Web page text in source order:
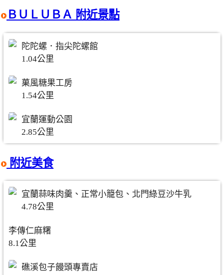
ＢＵＬＵＢＡ 附近景點
陀陀螺．指尖陀螺館
1.04公里
菓風糖果工房
1.54公里
宜蘭運動公園
2.85公里
附近美食
宜蘭蒜味肉羹、正常小籠包、北門綠豆沙牛乳
4.78公里
李傳仁麻糬
8.1公里
礁溪包子饅頭專賣店